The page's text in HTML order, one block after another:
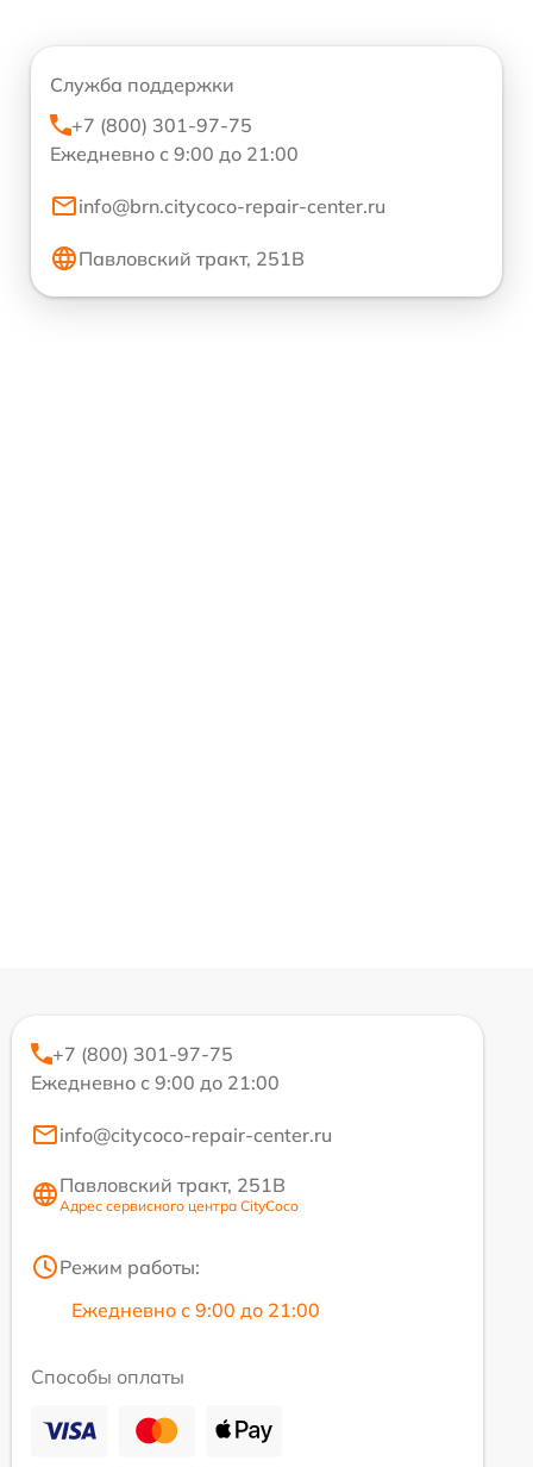
Служба поддержки
+7 (800) 301-97-75
Ежедневно с 9:00 до 21:00
info@brn.citycoco-repair-center.ru
Павловский тракт, 251В
+7 (800) 301-97-75
Ежедневно с 9:00 до 21:00
info@citycoco-repair-center.ru
Павловский тракт, 251В
Адрес сервисного центра CityCoco
Режим работы:
Ежедневно с 9:00 до 21:00
Способы оплаты